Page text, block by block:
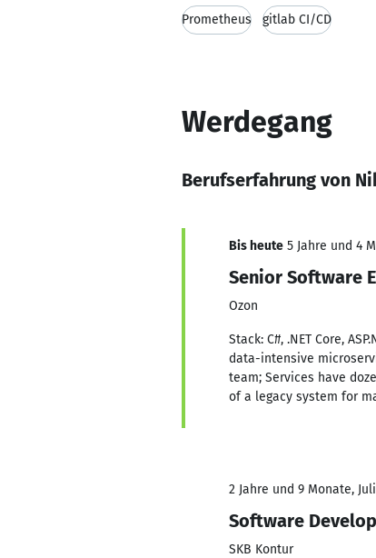
Prometheus gitlab CI/CD
Werdegang
Berufserfahrung von
Bis heute 5 Jahre und 4
Senior Software
Ozon
Stack: C#, .NET Core,
data-intensive
team; Services have
of a legacy system for
2 Jahre und 9 Monate,
Software
SKB Kontur